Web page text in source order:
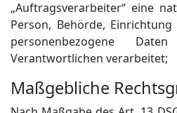
„Auftragsverarbeiter“ eine
Person, Behörde,
personenbezogene
Verantwortlichen verarbeitet;
Maßgebliche